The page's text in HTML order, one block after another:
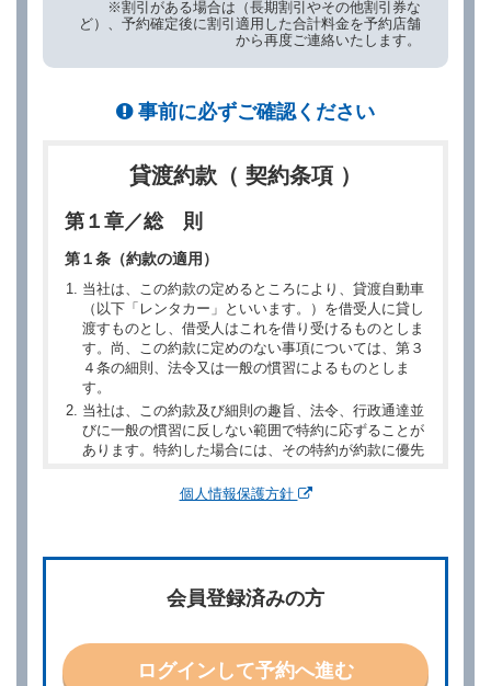
※割引がある場合は（長期割引やその他割引券な
ど）、予約確定後に割引適用した合計料金を予約店舗
から再度ご連絡いたします。
事前に必ずご確認ください
貸渡約款（ 契約条項 ）
第１章／総 則
第１条（約款の適用）
当社は、この約款の定めるところにより、貸渡自動車
（以下「レンタカー」といいます。）を借受人に貸し
渡すものとし、借受人はこれを借り受けるものとしま
す。尚、この約款に定めのない事項については、第３
４条の細則、法令又は一般の慣習によるものとしま
す。
当社は、この約款及び細則の趣旨、法令、行政通達並
びに一般の慣習に反しない範囲で特約に応ずることが
あります。特約した場合には、その特約が約款に優先
別に定める料金表等に同意のうえ、別に定める方法に
他の借受条件（以下「借受条件」といいます。）を明
示して予約の申込みを行うことができます。なお、当
個人情報保護方針
会員登録済みの方
ログインして予約へ進む